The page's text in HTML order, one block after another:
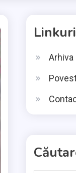
Linkuri
Arhiva